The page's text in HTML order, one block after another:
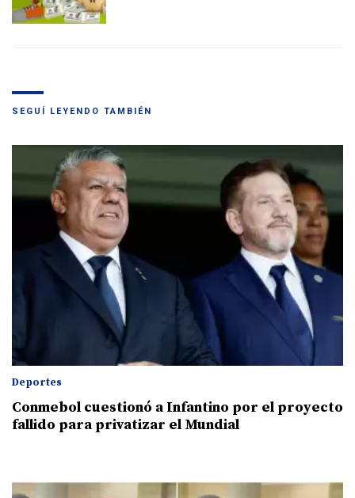
SEGUÍ LEYENDO TAMBIÉN
Deportes
Conmebol cuestionó a Infantino por el proyecto
fallido para privatizar el Mundial